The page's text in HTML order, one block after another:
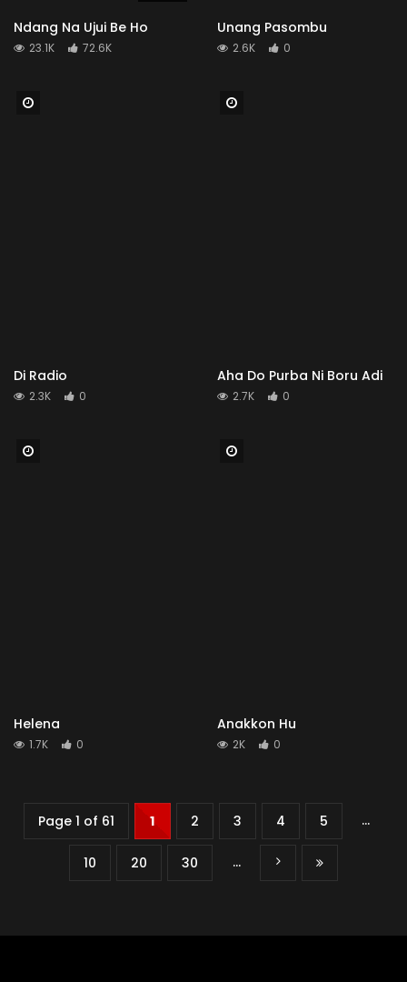
Ndang Na Ujui Be Ho
23.1K 72.6K
Unang Pasombu
2.6K 0
Di Radio
2.3K 0
Aha Do Purba Ni Boru Adi
2.7K 0
Helena
1.7K 0
Anakkon Hu
2K 0
Page 1 of 61 1 2 3 4 5 ...
10 20 30 ...